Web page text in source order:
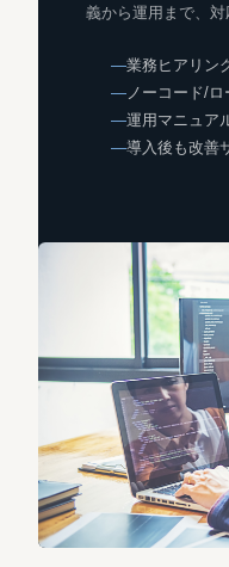
義から運用まで、対
業務ヒアリン
ノーコード/ロ
運用マニュア
導入後も改善